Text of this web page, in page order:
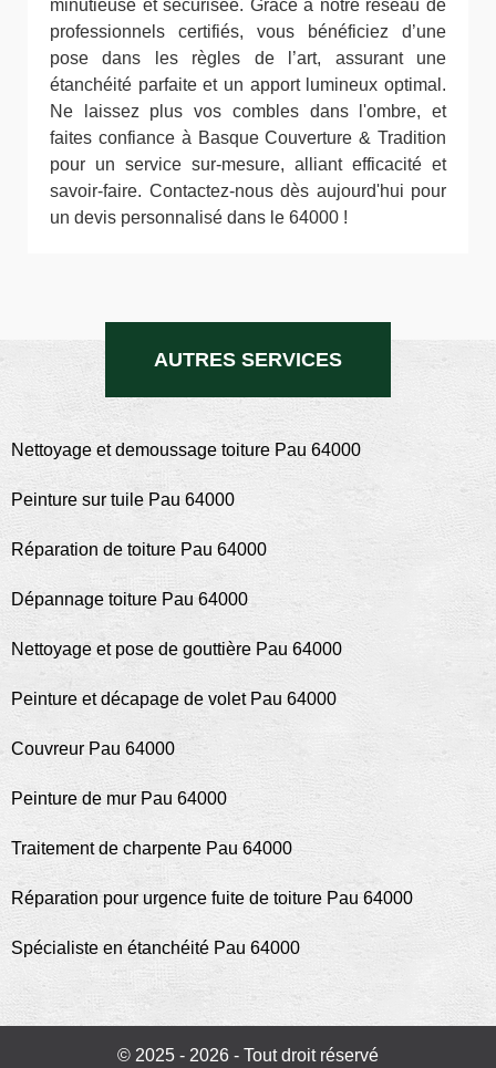
minutieuse et sécurisée. Grâce à notre réseau de
professionnels certifiés, vous bénéficiez d’une
pose dans les règles de l’art, assurant une
étanchéité parfaite et un apport lumineux optimal.
Ne laissez plus vos combles dans l'ombre, et
faites confiance à Basque Couverture & Tradition
pour un service sur-mesure, alliant efficacité et
savoir-faire. Contactez-nous dès aujourd'hui pour
un devis personnalisé dans le 64000 !
AUTRES SERVICES
Nettoyage et demoussage toiture Pau 64000
Peinture sur tuile Pau 64000
Réparation de toiture Pau 64000
Dépannage toiture Pau 64000
Nettoyage et pose de gouttière Pau 64000
Peinture et décapage de volet Pau 64000
Couvreur Pau 64000
Peinture de mur Pau 64000
Traitement de charpente Pau 64000
Réparation pour urgence fuite de toiture Pau 64000
Spécialiste en étanchéité Pau 64000
© 2025 - 2026 - Tout droit réservé